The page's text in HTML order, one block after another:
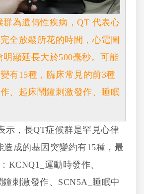
群為遺傳性疾病，QT 代表心
全放鬆所花的時間，心電圖
明顯延長大於500毫秒。可能
有15種，臨床常見的前3種
、起床鬧鐘刺激發作、睡眠
，長QT症候群是罕見心律
造成的基因突變約有15種，最
KCNQ1_運動時發作、
刺激發作、SCN5A_睡眠中